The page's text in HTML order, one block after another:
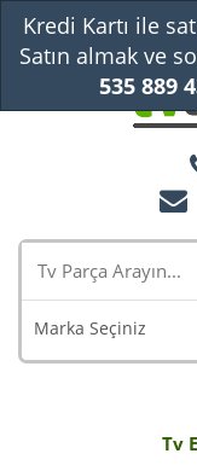
Marka Seçiniz
Tv
Kredi Kartı ile
Satın almak ve
535 889